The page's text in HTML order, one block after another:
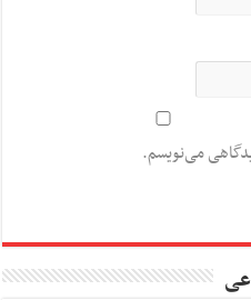
می‌نویسم.